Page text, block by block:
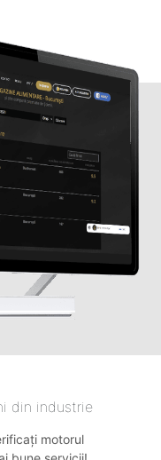
din industrie
motorul